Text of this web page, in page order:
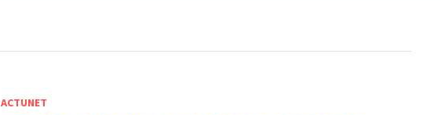
ACTUNET